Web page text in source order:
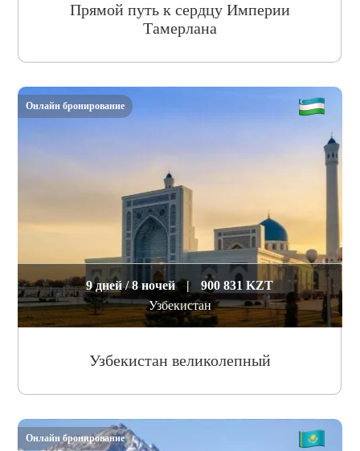
Прямой путь к сердцу Империи
Тамерлана
9 дней / 8 ночей |
900 831 KZT
Узбекистан
Узбекистан великолепный
Онлайн бронирование
Онлайн бронирование